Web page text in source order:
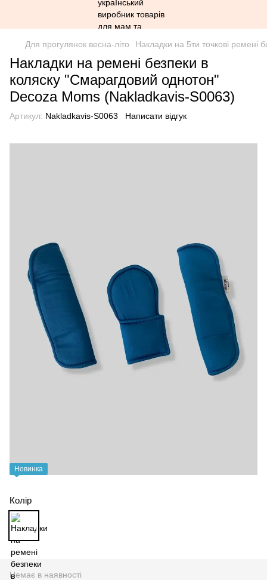
Для прогулянок весна-літо Накладки на 5ти точкові ремені
Накладки на ремені безпеки в
коляску "Смарагдовий однотон"
Decoza Moms (Nakladkavis-S0063)
Артикул: Nakladkavis-S0063 Написати відгук
Новинка
Колір
Немає в наявності